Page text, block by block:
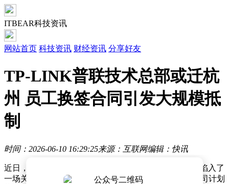
ITBEAR科技资讯
网站首页 科技资讯 财经资讯 分享好友
TP-LINK普联技术总部或迁杭
州 员工换签合同引发大规模抵
制
时间：2026-06-10 16:29:25来源：互联网编辑：快讯
近日，知名路由器厂商普联技术有限公司（TP-LINK）陷入了
一场关于劳动合同变更的争议漩涡。据相关报道，该公司计划